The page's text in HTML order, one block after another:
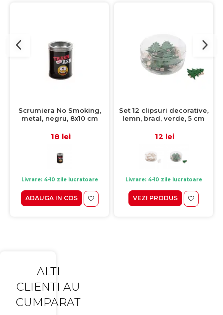
Scrumiera No Smoking,
metal, negru, 8x10 cm
18 lei
Livrare: 4-10 zile lucratoare
ADAUGA IN COS
Set 12 clipsuri decorative,
lemn, brad, verde, 5 cm
12 lei
Livrare: 4-10 zile lucratoare
VEZI PRODUS
ALTI
CLIENTI AU
CUMPARAT